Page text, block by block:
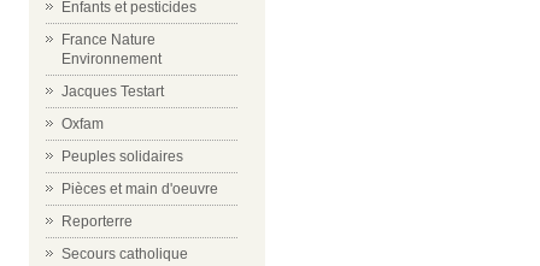
Enfants et pesticides
France Nature
Environnement
Jacques Testart
Oxfam
Peuples solidaires
Pièces et main d'oeuvre
Reporterre
Secours catholique